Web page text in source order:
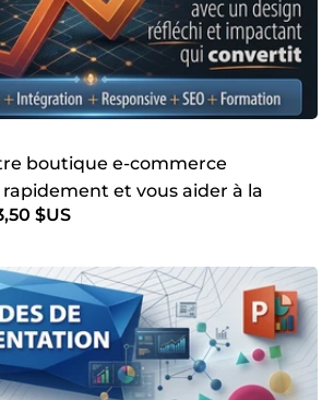
boutique e-commerce
et vous aider à la
l'IA$US